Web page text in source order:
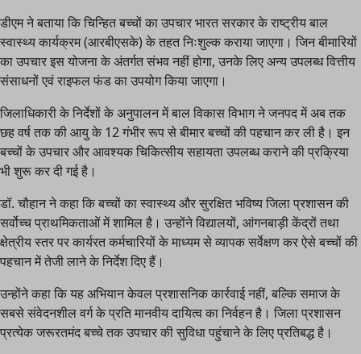
डीएम ने बताया कि चिन्हित बच्चों का उपचार भारत सरकार के राष्ट्रीय बाल
स्वास्थ्य कार्यक्रम (आरबीएसके) के तहत निःशुल्क कराया जाएगा। जिन बीमारियों
का उपचार इस योजना के अंतर्गत संभव नहीं होगा, उनके लिए अन्य उपलब्ध वित्तीय
संसाधनों एवं राइफल फंड का उपयोग किया जाएगा।
जिलाधिकारी के निर्देशों के अनुपालन में बाल विकास विभाग ने जनपद में अब तक
छह वर्ष तक की आयु के 12 गंभीर रूप से बीमार बच्चों की पहचान कर ली है। इन
बच्चों के उपचार और आवश्यक चिकित्सीय सहायता उपलब्ध कराने की प्रक्रिया
भी शुरू कर दी गई है।
डॉ. चौहान ने कहा कि बच्चों का स्वास्थ्य और सुरक्षित भविष्य जिला प्रशासन की
सर्वोच्च प्राथमिकताओं में शामिल है। उन्होंने विद्यालयों, आंगनबाड़ी केंद्रों तथा
क्षेत्रीय स्तर पर कार्यरत कर्मचारियों के माध्यम से व्यापक सर्वेक्षण कर ऐसे बच्चों की
पहचान में तेजी लाने के निर्देश दिए हैं।
उन्होंने कहा कि यह अभियान केवल प्रशासनिक कार्रवाई नहीं, बल्कि समाज के
सबसे संवेदनशील वर्ग के प्रति मानवीय दायित्व का निर्वहन है। जिला प्रशासन
प्रत्येक जरूरतमंद बच्चे तक उपचार की सुविधा पहुंचाने के लिए प्रतिबद्ध है।